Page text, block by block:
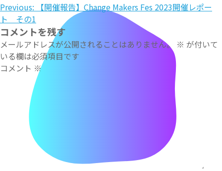
投
稿
ナ
ビ
Previous:
【開催報告】Change Makers Fes 2023開催レポー
ト その1
コメントを残す
メールアドレスが公開されることはありません。 ※ が付いて
いる欄は必須項目です
コメント ※